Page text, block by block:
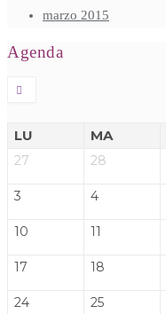
marzo 2015
Agenda
LU MA
27 28
3 4
10 11
17 18
24 25